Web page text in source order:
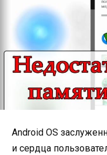
Android OS
и сердца